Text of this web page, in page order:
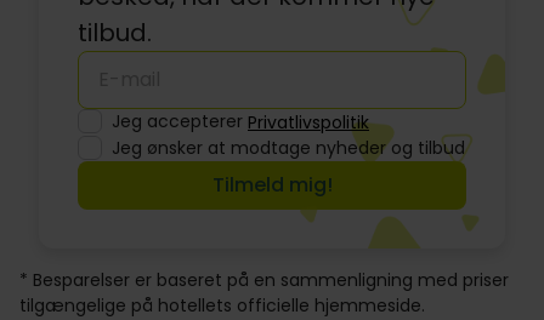
tilbud.
Jeg accepterer Privatlivspolitik
Jeg ønsker at modtage nyheder og tilbud
Tilmeld mig!
* Besparelser er baseret på en sammenligning med priser
tilgængelige på hotellets officielle hjemmeside.